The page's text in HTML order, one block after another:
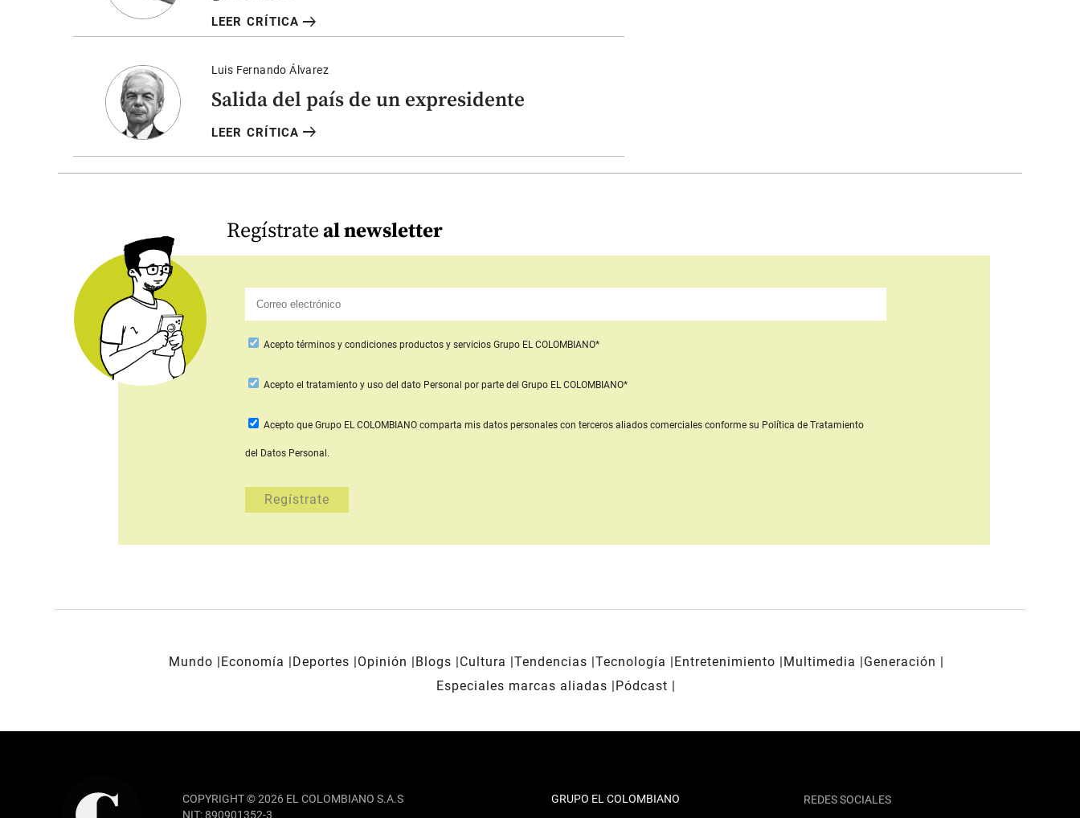
LEER CRÍTICA arrow_right_alt
Luis Fernando Álvarez
Salida del país de un expresidente
LEER CRÍTICA arrow_right_alt
Regístrateal newsletter
Acepto términos y condiciones productos y servicios Grupo EL COLOMBIANO*
Aceptoel tratamiento y uso del dato Personal por parte del Grupo EL COLOMBIANO*
Acepto que Grupo EL COLOMBIANO comparta mis datos personales con terceros aliados comercialesconforme su Política de Tratamiento
del Datos Personal.
Mundo Economía Deportes Opinión Blogs Cultura Tendencias Tecnología Entretenimiento Multimedia
Generación
Especiales marcas aliadas
Pódcast
COPYRIGHT © 2026 EL COLOMBIANO S.A.S
NIT: 890901352-3
GRUPO EL COLOMBIANO REDES SOCIALES